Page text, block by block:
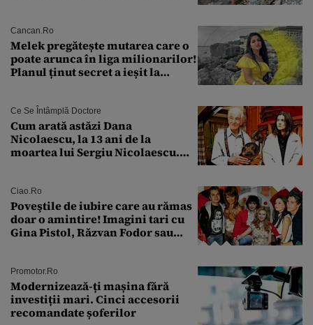
Cancan.ro
Melek pregătește mutarea care o
poate arunca în liga milionarilor!
Planul ținut secret a ieșit la
Ce Se Întâmplă Doctore
Cum arată astăzi Dana
Nicolaescu, la 13 ani de la
moartea lui Sergiu Nicolaescu.
Ciao.ro
Poveştile de iubire care au rămas
doar o amintire! Imagini tari cu
Gina Pistol, Răzvan Fodor sau
Promotor.ro
Modernizează-ți mașina fără
investiții mari. Cinci accesorii
recomandate șoferilor